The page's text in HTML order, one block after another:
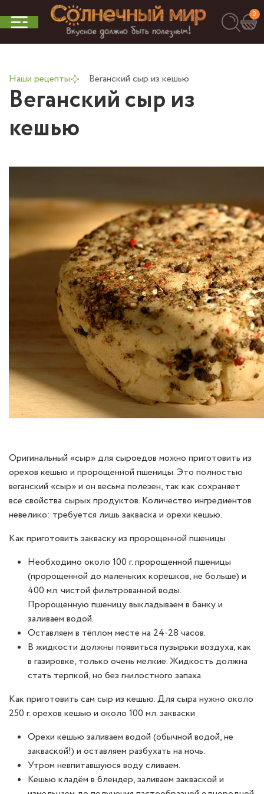
0
Наши рецепты Веганский сыр из кешью
Веганский сыр из
кешью
Оригинальный «сыр» для сыроедов можно приготовить из
орехов кешью и пророщенной пшеницы. Это полностью
веганский «сыр» и он весьма полезен, так как сохраняет
все свойства сырых продуктов. Количество ингредиентов
невелико: требуется лишь закваска и орехи кешью.
Как приготовить закваску из пророщенной пшеницы
Необходимо около 100 г. пророщенной пшеницы
(пророщенной до маленьких корешков, не больше) и
400 мл. чистой фильтрованной воды.
Пророщенную пшеницу выкладываем в банку и
заливаем водой.
Оставляем в тёплом месте на 24-28 часов.
В жидкости должны появиться пузырьки воздуха, как
в газировке, только очень мелкие. Жидкость должна
стать терпкой, но без гнилостного запаха.
Как приготовить сам сыр из кешью. Для сыра нужно около
250 г. орехов кешью и около 100 мл. закваски
Орехи кешью заливаем водой (обычной водой, не
закваской!) и оставляем разбухать на ночь.
Утром невпитавшуюся воду сливаем.
Кешью кладём в блендер, заливаем закваской и